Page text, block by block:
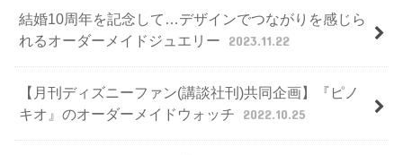
結婚10周年を記念して…デザインでつながりを感じら
れるオーダーメイドジュエリー
2023.11.22
【月刊ディズニーファン(講談社刊)共同企画】『ピノ
キオ』のオーダーメイドウォッチ
2022.10.25